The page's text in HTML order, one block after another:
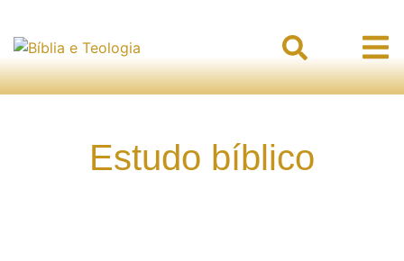
Estudo bíblico